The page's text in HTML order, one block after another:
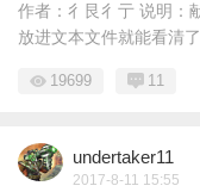
作者：彳艮彳亍 说明：
放进文本文件就能看清了
19699 11
undertaker11
2017-8-11 15:55